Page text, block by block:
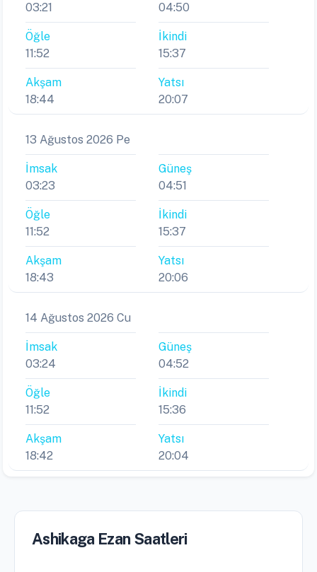
03:21
04:50
Öğle
11:52
İkindi
15:37
Akşam
18:44
Yatsı
20:07
13 Ağustos 2026 Pe
İmsak
03:23
Güneş
04:51
Öğle
11:52
İkindi
15:37
Akşam
18:43
Yatsı
20:06
14 Ağustos 2026 Cu
İmsak
03:24
Güneş
04:52
Öğle
11:52
İkindi
15:36
Akşam
18:42
Yatsı
20:04
Ashikaga Ezan Saatleri